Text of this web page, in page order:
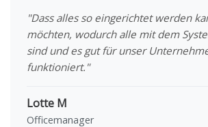
"Dass alles so eingerichtet werden
möchten, wodurch alle mit dem
sind und es gut für unser
funktioniert."
Lotte M
Officemanager